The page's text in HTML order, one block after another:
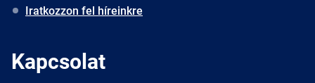
Iratkozzon fel híreinkre
Kapcsolat